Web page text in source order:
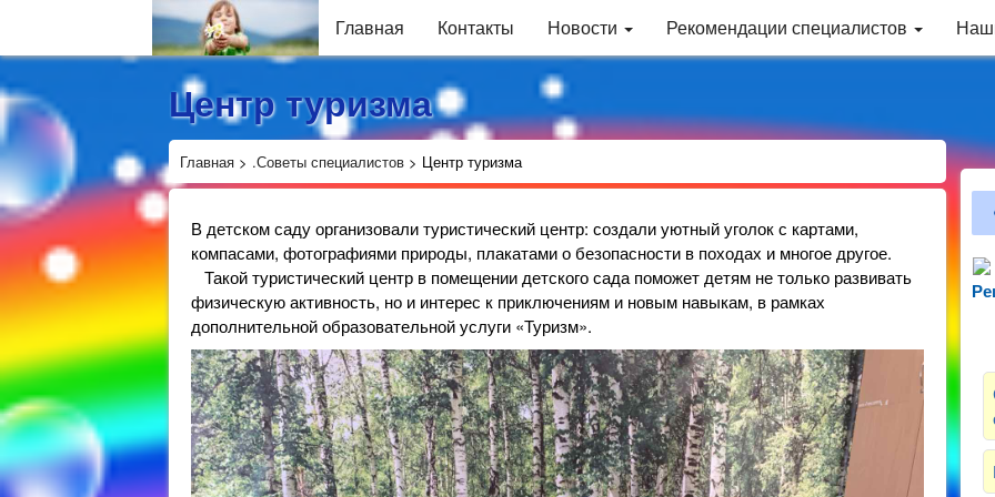
Главная Контакты Новости Рекомендации специалистов
Центр туризма
Главная > .Советы специалистов > Центр туризма
В детском саду организовали туристический центр: создали уютный уголок с картами,
компасами, фотографиями природы, плакатами о безопасности в походах и многое другое.
Такой туристический центр в помещении детского сада поможет детям не только развивать
физическую активность, но и интерес к приключениям и новым навыкам, в рамках
дополнительной образовательной услуги «Туризм».